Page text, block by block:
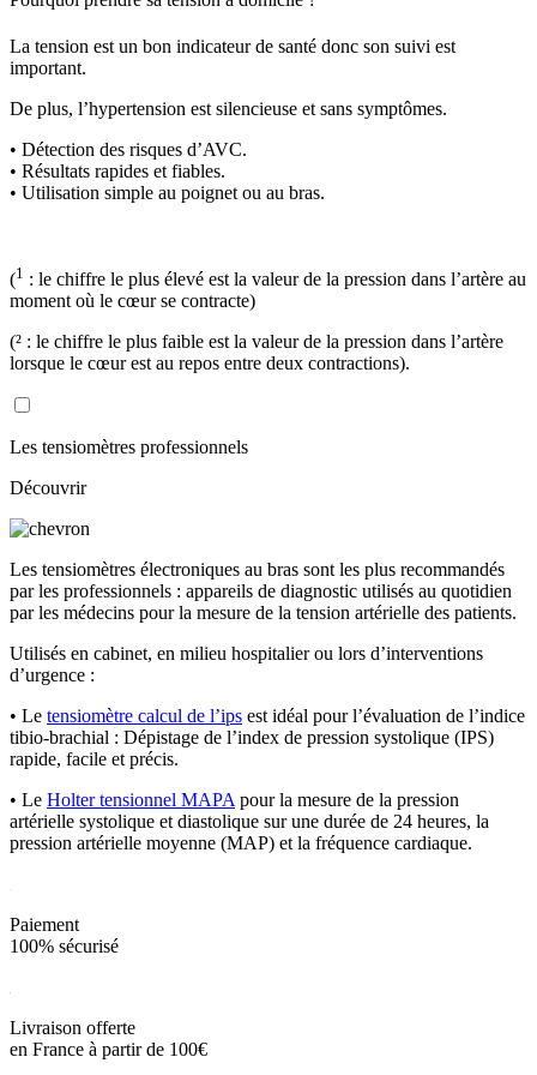
La tension est un bon indicateur de santé donc son suivi est
important.
De plus, l’hypertension est silencieuse et sans symptômes.
• Détection des risques d’AVC.
• Résultats rapides et fiables.
• Utilisation simple au poignet ou au bras.
(1 : le chiffre le plus élevé est la valeur de la pression dans l’artère au
moment où le cœur se contracte)
(² : le chiffre le plus faible est la valeur de la pression dans l’artère
lorsque le cœur est au repos entre deux contractions).
Les tensiomètres professionnels
Découvrir
Les tensiomètres électroniques au bras sont les plus recommandés
par les professionnels : appareils de diagnostic utilisés au quotidien
par les médecins pour la mesure de la tension artérielle des patients.
Utilisés en cabinet, en milieu hospitalier ou lors d’interventions
d’urgence :
• Le tensiomètre calcul de l’ips est idéal pour l’évaluation de l’indice
tibio-brachial : Dépistage de l’index de pression systolique (IPS)
rapide, facile et précis.
• Le Holter tensionnel MAPA pour la mesure de la pression
artérielle systolique et diastolique sur une durée de 24 heures, la
pression artérielle moyenne (MAP) et la fréquence cardiaque.
Paiement
100% sécurisé
Livraison offerte
en France à partir de 100€